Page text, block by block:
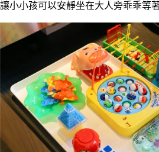
讓小小孩可以安靜坐在大人旁乖乖等